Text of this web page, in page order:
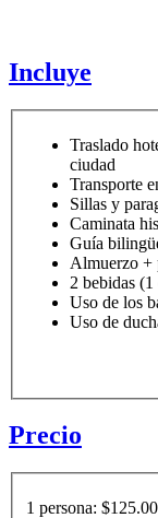
Incluye
Traslado
ciudad
Transporte
Sillas y
Caminata
Guía
Almuerzo +
2 bebidas
Uso de los
Uso de
Precio
1 persona: $125.00